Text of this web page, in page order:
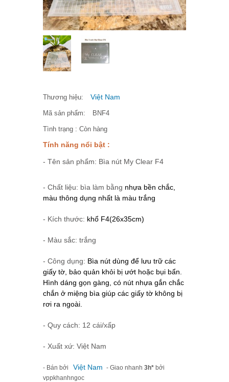
Thương hiệu: Việt Nam
Mã sản phẩm: BNF4
Tình trạng : Còn hàng
Tính năng nổi bật :
- Tên sản phẩm: Bìa nút My Clear F4
- Chất liệu: bìa làm bằng nhựa bền chắc,
màu thông dụng nhất là màu trắng
- Kích thước: khổ F4(26x35cm)
- Màu sắc: trắng
- Công dụng: Bìa nút dùng để lưu trữ các
giấy tờ, bảo quản khỏi bị ướt hoặc bụi bẩn.
Hình dáng gọn gàng, có nút nhựa gắn chắc
chắn ở miệng bìa giúp các giấy tờ không bị
rơi ra ngoài.
- Quy cách: 12 cái/xấp
- Xuất xứ: Việt Nam
- Bán bởi Việt Nam - Giao nhanh 3h* bởi
vppkhanhngoc